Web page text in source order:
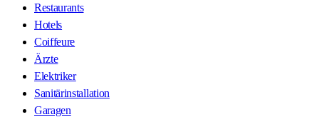
Restaurants
Hotels
Coiffeure
Ärzte
Elektriker
Sanitärinstallation
Garagen